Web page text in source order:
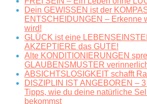
Dein GEWISSEN ist der
ENTSCHEIDUNGEN – Erkenne
wird!
GLÜCK ist eine
AKZEPTIERE das GUTE!
Alte KONDITIONIERUNGEN
GLAUBENSMUSTER
ABSICHTSLOSIGKEIT schafft
DISZIPLIN IST ANGEBOREN –
Tipps, wie du deine natürliche
bekommst